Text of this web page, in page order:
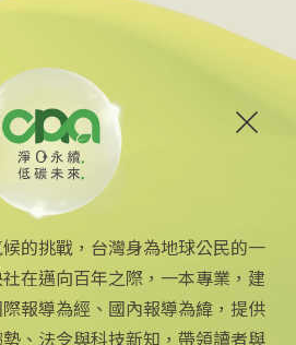
變遷因應法
的挑戰，台灣身為地球公民的一
在邁向百年之際，一本專業，建
報導為經、國內報導為緯，提供
、法令與科技新知，帶領讀者與